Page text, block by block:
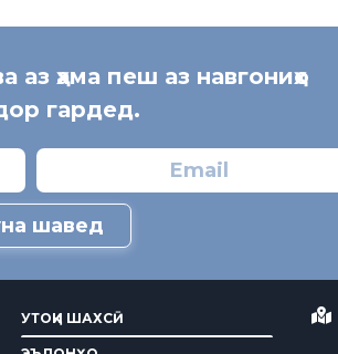
ҳама пеш аз навгониҳо
гардед.
шавед
УТОҚИ ШАХСӢ